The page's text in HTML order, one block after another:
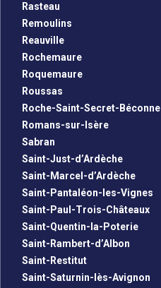
Rasteau
Remoulins
Reauville
Rochemaure
Roquemaure
Roussas
Roche-Saint-Secret-Béconne
Romans-sur-Isère
Sabran
Saint-Just-d’Ardèche
Saint-Marcel-d’Ardèche
Saint-Pantaléon-les-Vignes
Saint-Paul-Trois-Châteaux
Saint-Quentin-la-Poterie
Saint-Rambert-d’Albon
Saint-Restitut
Saint-Saturnin-lès-Avignon